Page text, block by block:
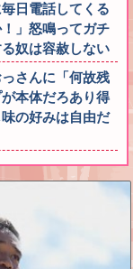
日電話してくる
」怒鳴ってガチ
奴は容赦しない
さんに「何故残
本体だろあり得
の好みは自由だ